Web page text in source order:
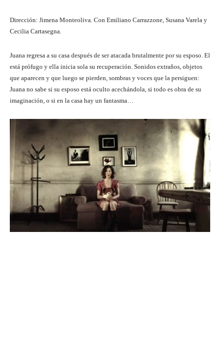
Dirección: Jimena Monteoliva. Con Emiliano Carrazzone, Susana Varela y
Cecilia Cartasegna.
Juana regresa a su casa después de ser atacada brutalmente por su esposo. El
está prófugo y ella inicia sola su recuperación. Sonidos extraños, objetos
que aparecen y que luego se pierden, sombras y voces que la persiguen:
Juana no sabe si su esposo está oculto acechándola, si todo es obra de su
imaginación, o si en la casa hay un fantasma…